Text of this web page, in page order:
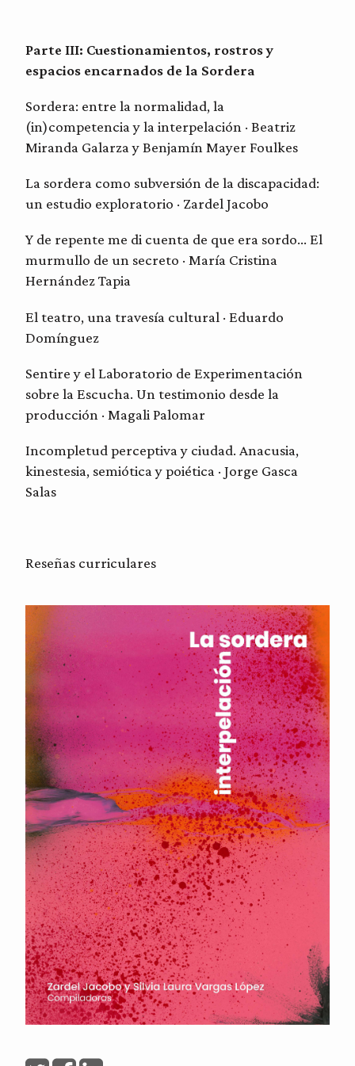
Parte III: Cuestionamientos, rostros y
espacios encarnados de la Sordera
Sordera: entre la normalidad, la
(in)competencia y la interpelación · Beatriz
Miranda Galarza y Benjamín Mayer Foulkes
La sordera como subversión de la discapacidad:
un estudio exploratorio · Zardel Jacobo
Y de repente me di cuenta de que era sordo… El
murmullo de un secreto · María Cristina
Hernández Tapia
El teatro, una travesía cultural · Eduardo
Domínguez
Sentire y el Laboratorio de Experimentación
sobre la Escucha. Un testimonio desde la
producción · Magali Palomar
Incompletud perceptiva y ciudad. Anacusia,
kinestesia, semiótica y poiética · Jorge Gasca
Salas
Reseñas curriculares